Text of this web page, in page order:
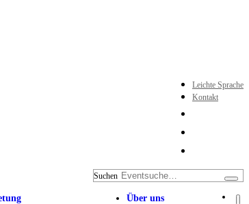
Leichte Sprache
Kontakt
Suchen
Über uns